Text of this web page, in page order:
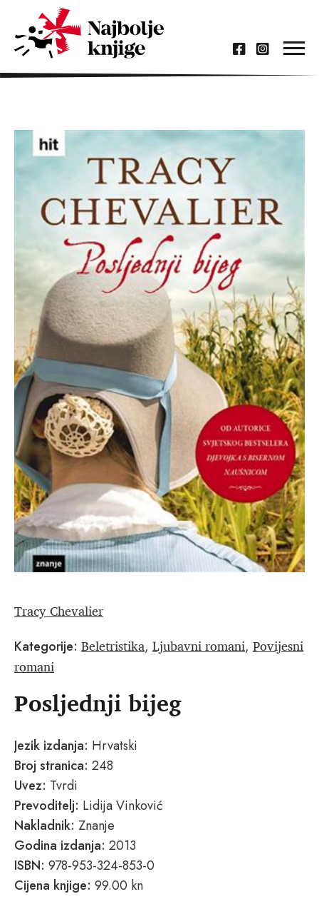
Tracy Chevalier
Kategorije: Beletristika, Ljubavni romani, Povijesni
romani
Posljednji bijeg
Jezik izdanja: Hrvatski
Broj stranica: 248
Uvez: Tvrdi
Prevoditelj: Lidija Vinković
Nakladnik: Znanje
Godina izdanja: 2013
ISBN: 978-953-324-853-0
Cijena knjige: 99.00 kn